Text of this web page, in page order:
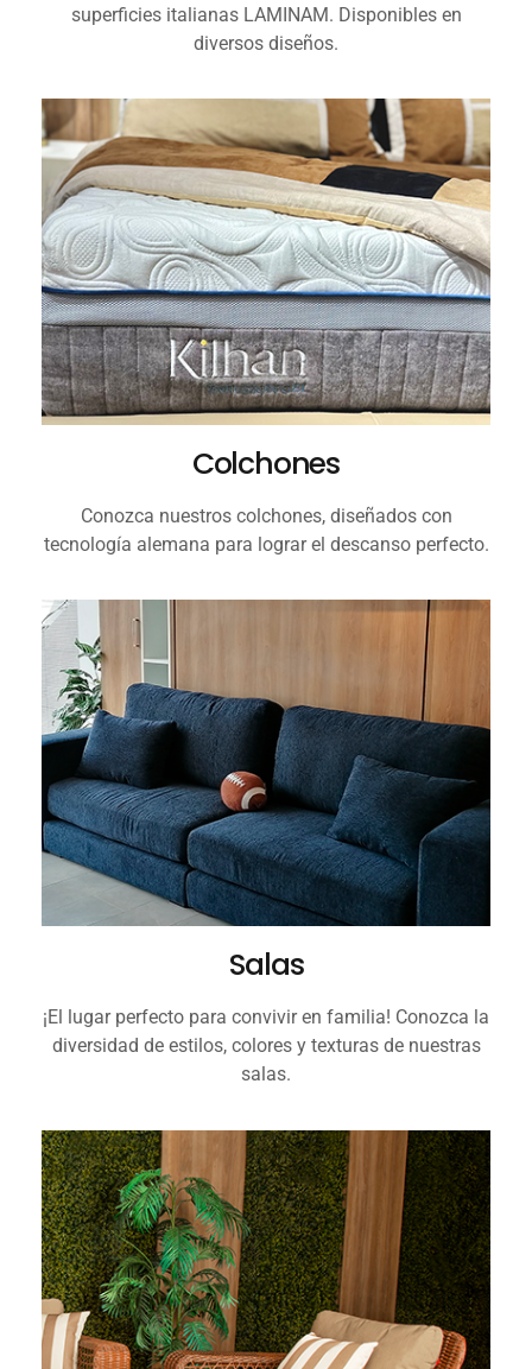
superficies italianas LAMINAM. Disponibles en
diversos diseños.
Colchones
Conozca nuestros colchones, diseñados con
tecnología alemana para lograr el descanso perfecto.
Salas
¡El lugar perfecto para convivir en familia! Conozca la
diversidad de estilos, colores y texturas de nuestras
salas.